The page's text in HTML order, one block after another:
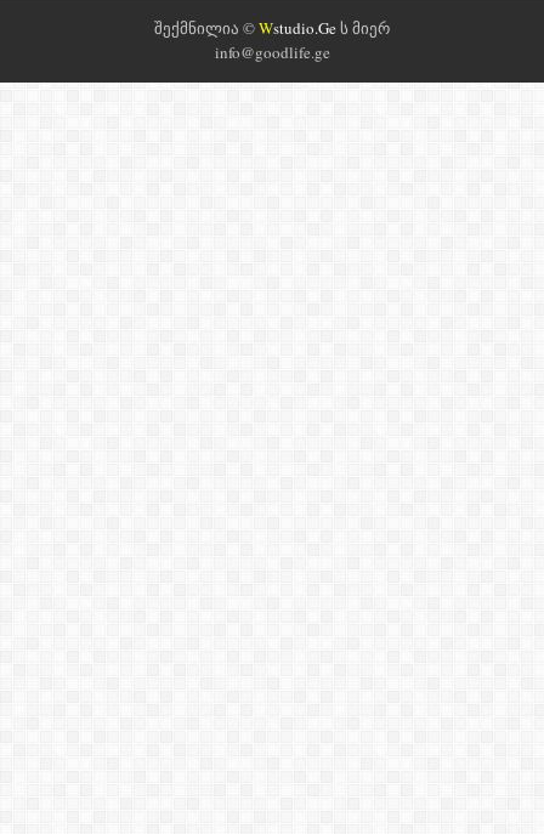
შექმნილია ©Wstudio.Geს მიერ
info@goodlife.ge